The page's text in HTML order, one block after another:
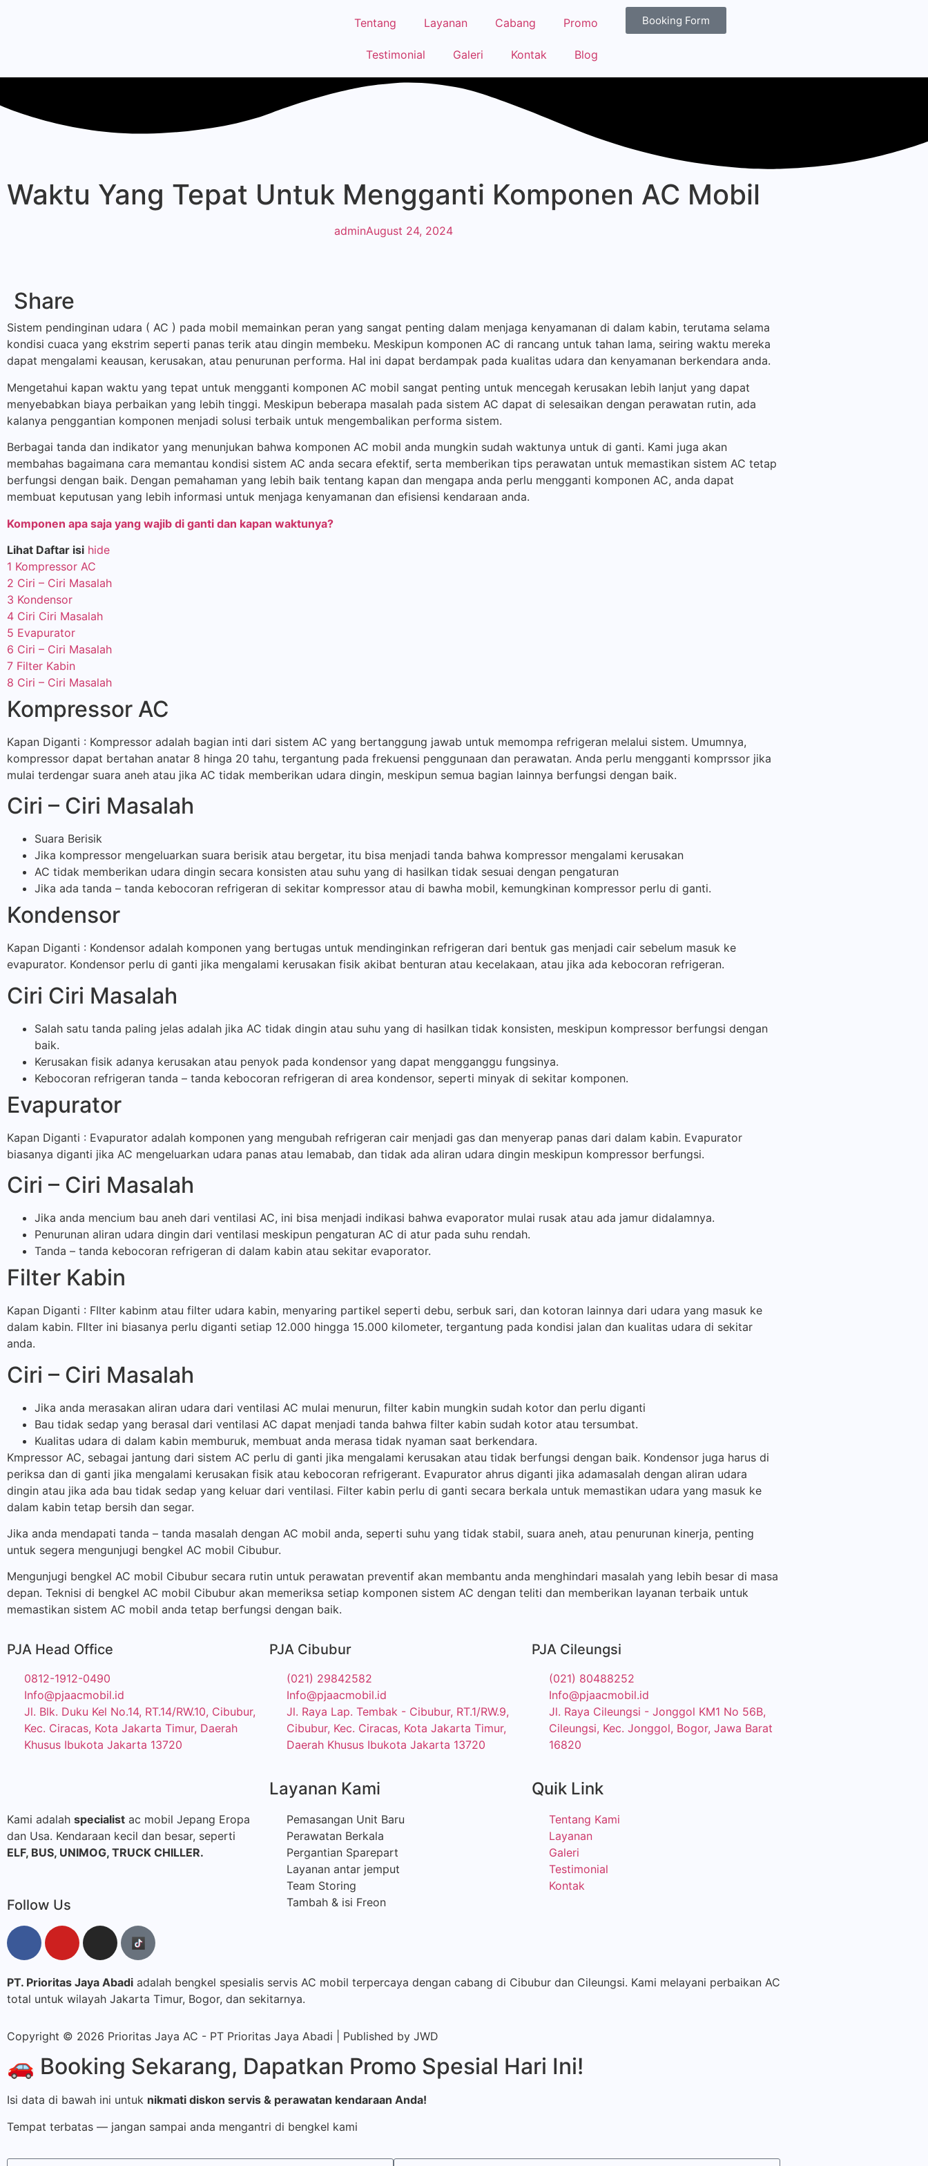
Tentang Layanan Cabang Promo
Testimonial Galeri Kontak Blog
Booking Form
Waktu Yang Tepat Untuk Mengganti Komponen AC Mobil
adminAugust 24, 2024
Share
Sistem pendinginan udara ( AC ) pada mobil memainkan peran yang sangat penting dalam menjaga kenyamanan di dalam kabin, terutama selama
kondisi cuaca yang ekstrim seperti panas terik atau dingin membeku. Meskipun komponen AC di rancang untuk tahan lama, seiring waktu mereka
dapat mengalami keausan, kerusakan, atau penurunan performa. Hal ini dapat berdampak pada kualitas udara dan kenyamanan berkendara anda.
Mengetahui kapan waktu yang tepat untuk mengganti komponen AC mobil sangat penting untuk mencegah kerusakan lebih lanjut yang dapat
menyebabkan biaya perbaikan yang lebih tinggi. Meskipun beberapa masalah pada sistem AC dapat di selesaikan dengan perawatan rutin, ada
kalanya penggantian komponen menjadi solusi terbaik untuk mengembalikan performa sistem.
Berbagai tanda dan indikator yang menunjukan bahwa komponen AC mobil anda mungkin sudah waktunya untuk di ganti. Kami juga akan
membahas bagaimana cara memantau kondisi sistem AC anda secara efektif, serta memberikan tips perawatan untuk memastikan sistem AC tetap
berfungsi dengan baik. Dengan pemahaman yang lebih baik tentang kapan dan mengapa anda perlu mengganti komponen AC, anda dapat
membuat keputusan yang lebih informasi untuk menjaga kenyamanan dan efisiensi kendaraan anda.
Komponen apa saja yang wajib di ganti dan kapan waktunya?
Lihat Daftar isi hide
1 Kompressor AC
2 Ciri – Ciri Masalah
3 Kondensor
4 Ciri Ciri Masalah
5 Evapurator
6 Ciri – Ciri Masalah
7 Filter Kabin
8 Ciri – Ciri Masalah
Kompressor AC
Kapan Diganti : Kompressor adalah bagian inti dari sistem AC yang bertanggung jawab untuk memompa refrigeran melalui sistem. Umumnya,
kompressor dapat bertahan anatar 8 hinga 20 tahu, tergantung pada frekuensi penggunaan dan perawatan. Anda perlu mengganti komprssor jika
mulai terdengar suara aneh atau jika AC tidak memberikan udara dingin, meskipun semua bagian lainnya berfungsi dengan baik.
Ciri – Ciri Masalah
Suara Berisik
Jika kompressor mengeluarkan suara berisik atau bergetar, itu bisa menjadi tanda bahwa kompressor mengalami kerusakan
AC tidak memberikan udara dingin secara konsisten atau suhu yang di hasilkan tidak sesuai dengan pengaturan
Jika ada tanda – tanda kebocoran refrigeran di sekitar kompressor atau di bawha mobil, kemungkinan kompressor perlu di ganti.
Kondensor
Kapan Diganti : Kondensor adalah komponen yang bertugas untuk mendinginkan refrigeran dari bentuk gas menjadi cair sebelum masuk ke
evapurator. Kondensor perlu di ganti jika mengalami kerusakan fisik akibat benturan atau kecelakaan, atau jika ada kebocoran refrigeran.
Ciri Ciri Masalah
Salah satu tanda paling jelas adalah jika AC tidak dingin atau suhu yang di hasilkan tidak konsisten, meskipun kompressor berfungsi dengan
baik.
Kerusakan fisik adanya kerusakan atau penyok pada kondensor yang dapat mengganggu fungsinya.
Kebocoran refrigeran tanda – tanda kebocoran refrigeran di area kondensor, seperti minyak di sekitar komponen.
Evapurator
Kapan Diganti : Evapurator adalah komponen yang mengubah refrigeran cair menjadi gas dan menyerap panas dari dalam kabin. Evapurator
biasanya diganti jika AC mengeluarkan udara panas atau lemabab, dan tidak ada aliran udara dingin meskipun kompressor berfungsi.
Ciri – Ciri Masalah
Jika anda mencium bau aneh dari ventilasi AC, ini bisa menjadi indikasi bahwa evaporator mulai rusak atau ada jamur didalamnya.
Penurunan aliran udara dingin dari ventilasi meskipun pengaturan AC di atur pada suhu rendah.
Tanda – tanda kebocoran refrigeran di dalam kabin atau sekitar evaporator.
Filter Kabin
Kapan Diganti : FIlter kabinm atau filter udara kabin, menyaring partikel seperti debu, serbuk sari, dan kotoran lainnya dari udara yang masuk ke
dalam kabin. FIlter ini biasanya perlu diganti setiap 12.000 hingga 15.000 kilometer, tergantung pada kondisi jalan dan kualitas udara di sekitar
anda.
Ciri – Ciri Masalah
Jika anda merasakan aliran udara dari ventilasi AC mulai menurun, filter kabin mungkin sudah kotor dan perlu diganti
Bau tidak sedap yang berasal dari ventilasi AC dapat menjadi tanda bahwa filter kabin sudah kotor atau tersumbat.
Kualitas udara di dalam kabin memburuk, membuat anda merasa tidak nyaman saat berkendara.
Kmpressor AC, sebagai jantung dari sistem AC perlu di ganti jika mengalami kerusakan atau tidak berfungsi dengan baik. Kondensor juga harus di
periksa dan di ganti jika mengalami kerusakan fisik atau kebocoran refrigerant. Evapurator ahrus diganti jika adamasalah dengan aliran udara
dingin atau jika ada bau tidak sedap yang keluar dari ventilasi. Filter kabin perlu di ganti secara berkala untuk memastikan udara yang masuk ke
dalam kabin tetap bersih dan segar.
Jika anda mendapati tanda – tanda masalah dengan AC mobil anda, seperti suhu yang tidak stabil, suara aneh, atau penurunan kinerja, penting
untuk segera mengunjugi bengkel AC mobil Cibubur.
Mengunjugi bengkel AC mobil Cibubur secara rutin untuk perawatan preventif akan membantu anda menghindari masalah yang lebih besar di masa
depan. Teknisi di bengkel AC mobil Cibubur akan memeriksa setiap komponen sistem AC dengan teliti dan memberikan layanan terbaik untuk
memastikan sistem AC mobil anda tetap berfungsi dengan baik.
PJA Head Office
0812-1912-0490
Info@pjaacmobil.id
Jl. Blk. Duku Kel No.14, RT.14/RW.10, Cibubur,
Kec. Ciracas, Kota Jakarta Timur, Daerah
Khusus Ibukota Jakarta 13720
PJA Cibubur
(021) 29842582
Info@pjaacmobil.id
Jl. Raya Lap. Tembak - Cibubur, RT.1/RW.9,
Cibubur, Kec. Ciracas, Kota Jakarta Timur,
Daerah Khusus Ibukota Jakarta 13720
PJA Cileungsi
(021) 80488252
Info@pjaacmobil.id
Jl. Raya Cileungsi - Jonggol KM1 No 56B,
Cileungsi, Kec. Jonggol, Bogor, Jawa Barat
16820
Kami adalah specialist ac mobil Jepang Eropa
dan Usa. Kendaraan kecil dan besar, seperti
ELF, BUS, UNIMOG, TRUCK CHILLER.
Follow Us
Layanan Kami
Pemasangan Unit Baru
Perawatan Berkala
Pergantian Sparepart
Layanan antar jemput
Team Storing
Tambah & isi Freon
Quik Link
Tentang Kami
Layanan
Galeri
Testimonial
Kontak
PT. Prioritas Jaya Abadi adalah bengkel spesialis servis AC mobil terpercaya dengan cabang di Cibubur dan Cileungsi. Kami melayani perbaikan AC
total untuk wilayah Jakarta Timur, Bogor, dan sekitarnya.
Copyright © 2026 Prioritas Jaya AC - PT Prioritas Jaya Abadi | Published by JWD
🚗 Booking Sekarang, Dapatkan Promo Spesial Hari Ini!
Isi data di bawah ini untuk nikmati diskon servis & perawatan kendaraan Anda!
Tempat terbatas — jangan sampai anda mengantri di bengkel kami